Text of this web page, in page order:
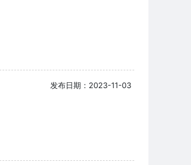
发布日期：2023-11-03